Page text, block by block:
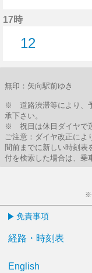
17時
12
無印：矢向駅前ゆき
※ 道路渋滞等により、
承下さい。
※ 祝日は休日ダイヤで
ご注意：ダイヤ改正によ
間前までに新しい時刻表
付を検索した場合は、乗
※
免責事項
経路・時刻表
English